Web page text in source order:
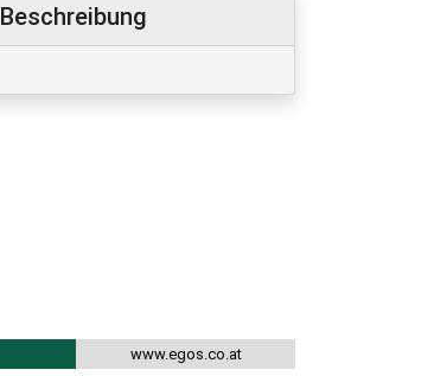
Beschreibung
www.egos.co.at